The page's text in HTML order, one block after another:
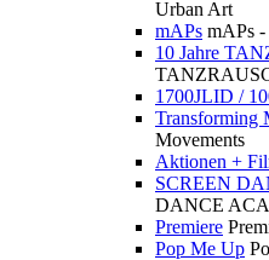
Urban Art
mAPs mAPs -
10 Jahre
1700JLID /
Transforming
Movements
Aktionen +
SCREEN
DANCE
Premiere
Pop Me Up